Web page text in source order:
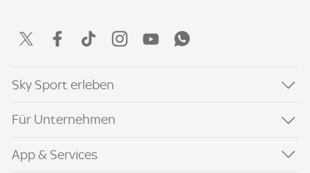
Sky Sport erleben
Für Unternehmen
App & Services